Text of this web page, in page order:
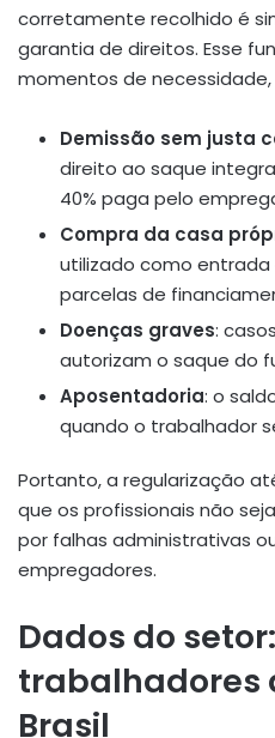
corretamente recolhido é
garantia de direitos. Esse
momentos de necessidade,
Demissão sem justa
direito ao saque
40% paga pelo
Compra da casa
utilizado como
parcelas de
Doenças graves:
autorizam o saque do
Aposentadoria: o
quando o trabalhador
Portanto, a regularização
que os profissionais não
por falhas administrativas
empregadores.
Dados do
trabalhadores
Brasil